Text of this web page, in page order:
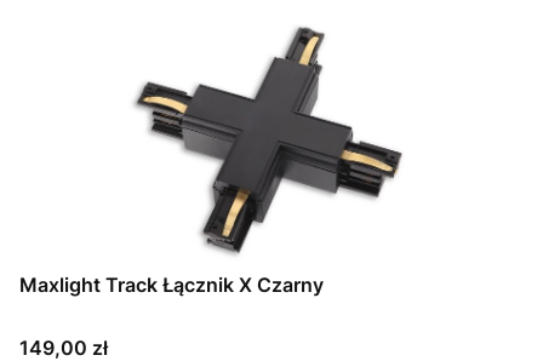
Maxlight Track Łącznik X Czarny
Cena
149,00 zł